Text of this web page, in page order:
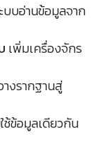
บบอ่านข้อมูลจาก
เพิ่มเครื่องจักร
างรากฐานสู่
ช้ข้อมูลเดียวกัน